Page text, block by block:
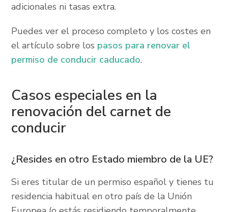
adicionales ni tasas extra.
Puedes ver el proceso completo y los costes en
el artículo sobre los pasos para renovar el
permiso de conducir caducado.
Casos especiales en la
renovación del carnet de
conducir
¿Resides en otro Estado miembro de la UE?
Si eres titular de un permiso español y tienes tu
residencia habitual en otro país de la Unión